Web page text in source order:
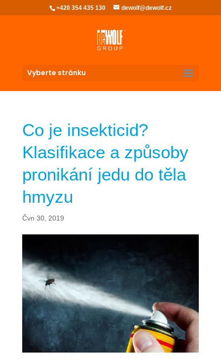
+420 354 435 130 dewolf@dewolf.cz
Vyberte stránku
Co je insekticid?
Klasifikace a způsoby
pronikání jedu do těla
hmyzu
Čvn 30, 2019